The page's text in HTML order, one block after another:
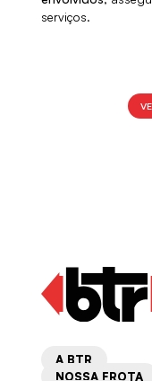
serviços.
A BTR
NOSSA FROTA